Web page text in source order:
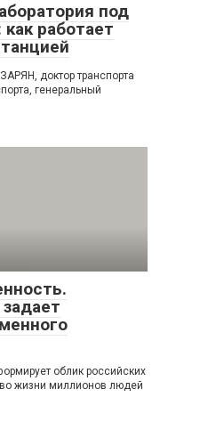
под
работает
доктор транспорта
генеральный
облик российских
жизни миллионов людей